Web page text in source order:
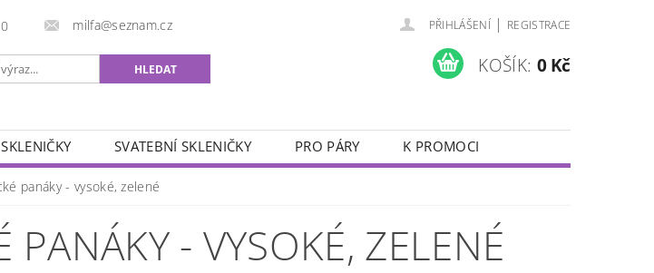
milfa@seznam.cz PŘIHLÁŠENÍ | REGISTRACE
KOŠÍK: 0 Kč
SVATEBNÍ SKLENIČKY PRO PÁRY
K PROMOCI
SADY SKLENIČEK
panáky - vysoké, zelené
PANÁKY - VYSOKÉ, ZELENÉ